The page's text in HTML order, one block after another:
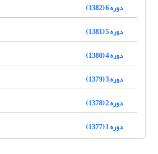
دوره 6 (1382)
دوره 5 (1381)
دوره 4 (1380)
دوره 3 (1379)
دوره 2 (1378)
دوره 1 (1377)